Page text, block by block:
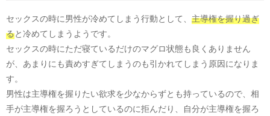
セックスの時に男性が冷めてしまう行動として、 主導権を握り過ぎ
ると冷めてしまうようです。
セックスの時にただ寝ているだけのマグロ状態も良くありません
が、あまりにも責めすぎてしまうのも引かれてしまう原因になりま
す。
男性は主導権を握りたい欲求を少なからずとも持っているので、相
手が主導権を握ろうとしているのに拒んだり、自分が主導権を握ろ